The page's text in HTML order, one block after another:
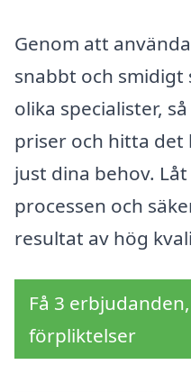
Genom att
snabbt och
olika specialister,
priser och hitta
just dina behov.
processen och
resultat av hög
Få 3
förpliktelser